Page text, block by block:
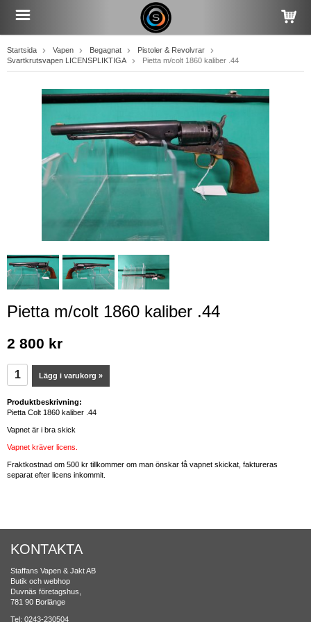
Startsida Vapen Begagnat
Pistoler & Revolvrar
Svartkrutsvapen LICENSPLIKTIGA
Pietta m/colt 1860 kaliber .44
Pietta m/colt 1860 kaliber .44
2 800 kr
Lägg i varukorg »
Produktbeskrivning:
Pietta Colt 1860 kaliber .44
Vapnet är i bra skick
Vapnet kräver licens.
Fraktkostnad om 500 kr tillkommer om man önskar få vapnet skickat, faktureras
separat efter licens inkommit.
KONTAKTA
Staffans Vapen & Jakt AB
Butik och webhop
Duvnäs företagshus,
781 90 Borlänge
Tel: 0243-230504